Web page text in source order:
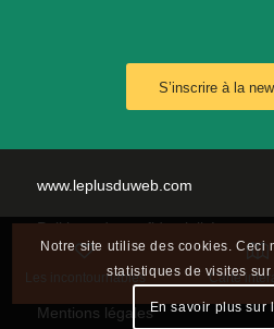
Les incontournables Carte
S’inscrire à la
www.leplusduweb.com
Politique de confidentialité
Plan du site
Mentions légales
Notre site utilise des cookies. Ceci
statistiques de visites
En savoir plus sur